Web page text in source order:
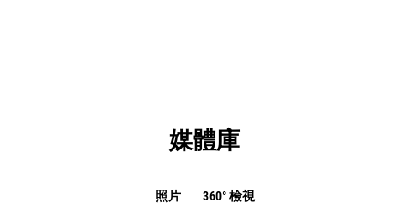
媒體庫
照片 360° 檢視